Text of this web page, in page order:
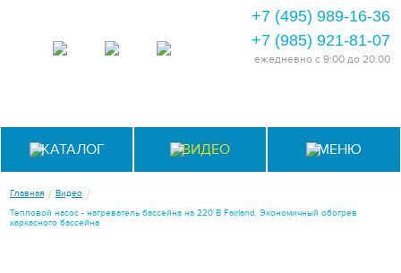
+7 (495) 989-16-36
+7 (985) 921-81-07
ежедневно с 9:00 до 20:00
КАТАЛОГ ВИДЕО МЕНЮ
Главная / Видео /
Тепловой насос - нагреватель бассейна на 220 В Fairland. Экономичный обогрев
каркасного бассейна